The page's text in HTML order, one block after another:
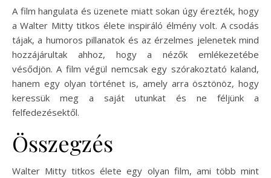
A film hangulata és üzenete miatt sokan úgy érezték, hogy
a Walter Mitty titkos élete inspiráló élmény volt. A csodás
tájak, a humoros pillanatok és az érzelmes jelenetek mind
hozzájárultak ahhoz, hogy a nézők emlékezetébe
vésődjön. A film végül nemcsak egy szórakoztató kaland,
hanem egy olyan történet is, amely arra ösztönöz, hogy
keressük meg a saját utunkat és ne féljünk a
felfedezésektől.
Összegzés
Walter Mitty titkos élete egy olyan film, ami több mint